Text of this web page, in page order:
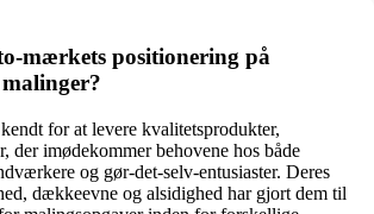
mærkets positionering på
for at levere kvalitetsprodukter,
der imødekommer behovene hos både
og gør-det-selv-entusiaster. Deres
dækkeevne og alsidighed har gjort dem til